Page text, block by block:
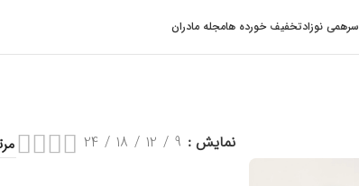
سرهمی نوزادتخفیف خورده هامجله مادران
نمایش 9
12
18
24